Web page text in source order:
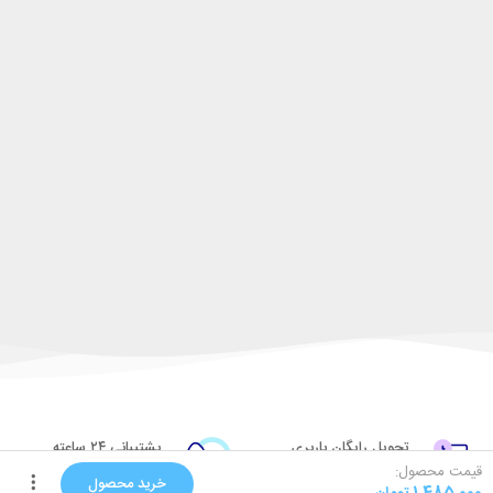
قیمت محصول: خرید محصول
تحویل رایگان باربری
تحویل باربری به صورت رایگان
پشتیبانی ۲۴ ساعته
راهنمایی در مورد کالاها